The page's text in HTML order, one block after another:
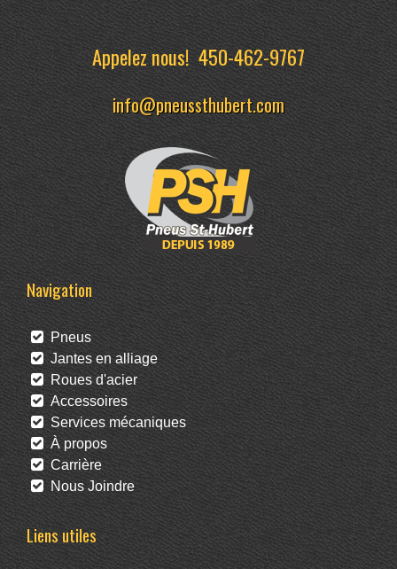
Appelez nous!450-462-9767
info@pneussthubert.com
Navigation
Pneus
Jantes en alliage
Roues d'acier
Accessoires
Services mécaniques
À propos
Carrière
Nous Joindre
Liens utiles